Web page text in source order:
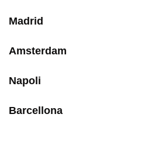
Madrid
Amsterdam
Napoli
Barcellona